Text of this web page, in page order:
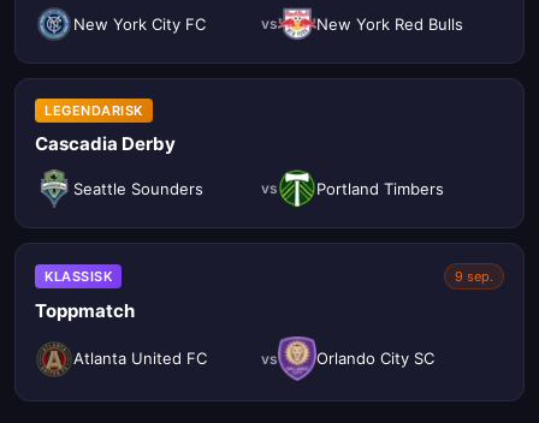
New York City FC vs New York Red Bulls
LEGENDARISK
Cascadia Derby
Seattle Sounders vs Portland Timbers
KLASSISK 9 sep.
Toppmatch
Atlanta United FC vs Orlando City SC